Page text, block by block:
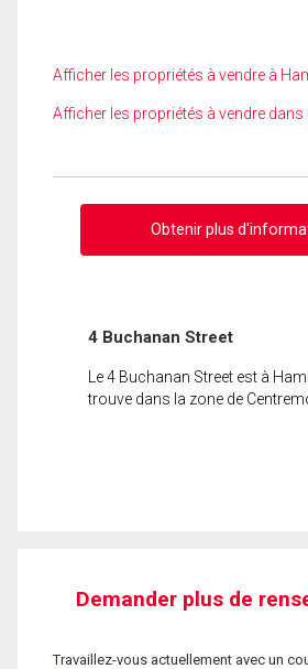
Afficher les propriétés à vendre à
Afficher les propriétés à vendre
Obtenir plus
4 Buchanan Street
Le 4 Buchanan Street est à
trouve dans la zone de
Demander plus de
Travaillez-vous actuellement avec un